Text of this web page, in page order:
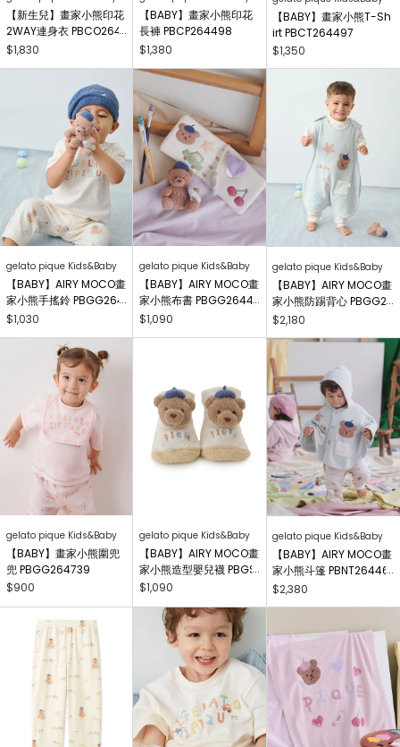
【新生兒】畫家小熊印花
2WAY連身衣 PBCO264
738
$1,830
【BABY】畫家小熊印花
長褲 PBCP264498
$1,380
【BABY】畫家小熊T-Sh
irt PBCT264497
$1,350
gelato pique Kids&Baby
【BABY】AIRY MOCO畫
家小熊手搖鈴 PBGG264
414
$1,030
gelato pique Kids&Baby
【BABY】AIRY MOCO畫
家小熊布書 PBGG26441
8
$1,090
gelato pique Kids&Baby
【BABY】AIRY MOCO畫
家小熊防踢背心 PBGG2
64465
$2,180
gelato pique Kids&Baby
【BABY】畫家小熊圍兜
兜 PBGG264739
$900
gelato pique Kids&Baby
【BABY】AIRY MOCO畫
家小熊造型嬰兒襪 PBGS
264415
$1,090
gelato pique Kids&Baby
【BABY】AIRY MOCO畫
家小熊斗篷 PBNT26446
4
$2,380